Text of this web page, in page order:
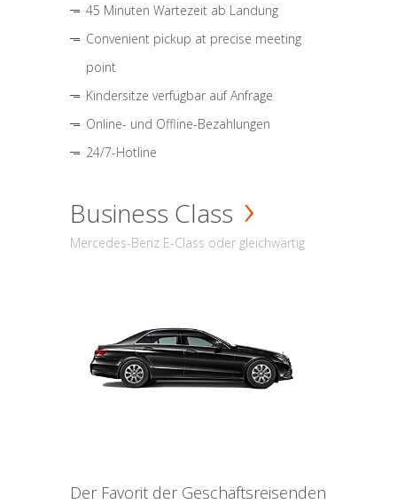
45 Minuten Wartezeit ab Landung
Convenient pickup at precise meeting
point
Kindersitze verfügbar auf Anfrage
Online- und Offline-Bezahlungen
24/7-Hotline
Business Class
Mercedes-Benz E-Class oder gleichwärtig
Der Favorit der Geschäftsreisenden